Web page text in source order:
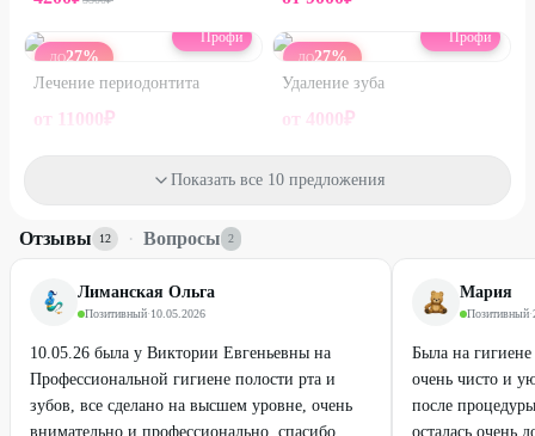
ДО27%
Профи
Лечение периодонтита
от 11000₽
ДО27%
Профи
Удаление зуба
от 4000₽
100%
Показать все 10 предложения
Отзывы 12 · Вопросы 2
Лиманская Ольга
Позитивный·10.05.2026
10.05.26 была у Виктории Евгеньевны на
Профессиональной гигиене полости рта и
зубов, все сделано на высшем уровне, очень
внимательно и профессионально, спасибо
Мария
Позитивный·
Была на
очень чисто и
после
осталась очень